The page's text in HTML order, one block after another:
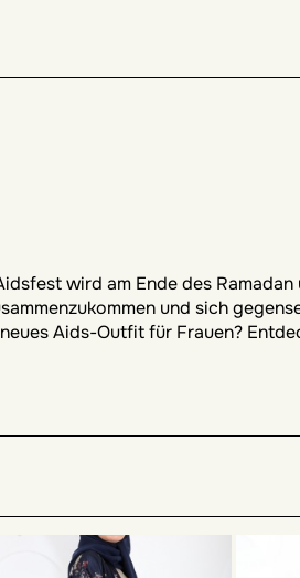
wird am Ende des Ramadan
und sich
Aids-Outfit für Frauen?
für Ihr Aids-Outfit. Die
die Farbe, die Länge und die